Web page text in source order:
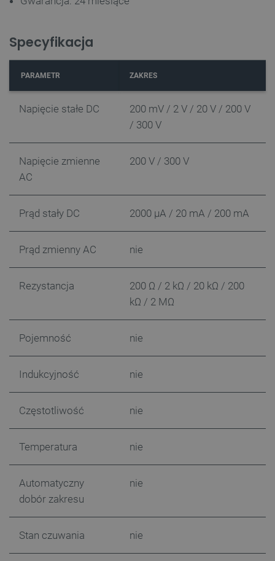
Specyfikacja
PARAMETR ZAKRES
Napięcie stałe DC
200 mV / 2 V / 20 V / 200 V
/ 300 V
Napięcie zmienne
AC
200 V / 300 V
Prąd stały DC 2000 µA / 20 mA / 200 mA
Prąd zmienny AC nie
Rezystancja
200 Ω / 2 kΩ / 20 kΩ / 200
kΩ / 2 MΩ
Pojemność nie
Indukcyjność nie
Częstotliwość nie
Temperatura nie
Automatyczny
dobór zakresu
nie
Stan czuwania nie